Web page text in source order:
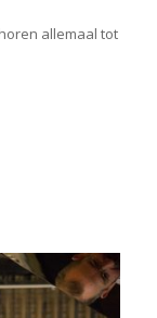
allemaal tot